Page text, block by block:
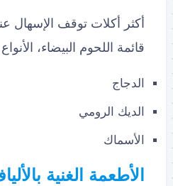
أكثر أكلات توقف الإسهال
قائمة اللحوم البيضاء، الأنواع
الدجاج
الديك الرومي
الأسماك
الأطعمة الغنية